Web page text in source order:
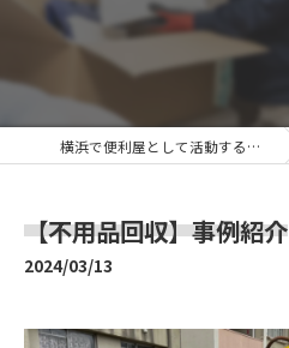
横浜で便利屋として活動する富田便利軒
【不用品回収】事例紹介
2024/03/13